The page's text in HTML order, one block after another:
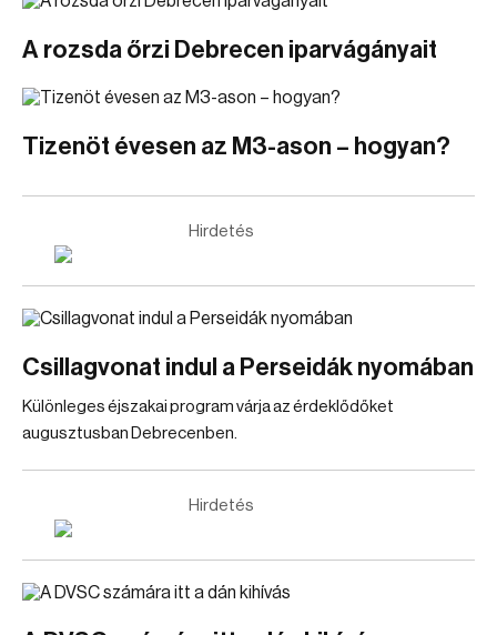
A rozsda őrzi Debrecen iparvágányait
Tizenöt évesen az M3-ason – hogyan?
Hirdetés
Csillagvonat indul a Perseidák nyomában
Különleges éjszakai program várja az érdeklődőket
augusztusban Debrecenben.
Hirdetés